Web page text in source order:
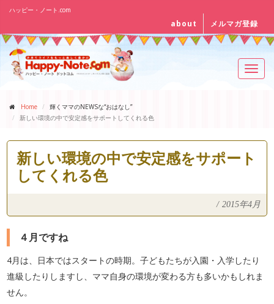
ハッピー・ノート.com
about メルマガ登録
Home
輝くママのNEWSな“おはなし”
新しい環境の中で安定感をサポートしてくれる色
新しい環境の中で安定感をサポート
してくれる色
/ 2015年4月
４月ですね
4月は、日本ではスタートの時期。子どもたちが入園・入学したり
進級したりしますし、ママ自身の環境が変わる方も多いかもしれま
せん。